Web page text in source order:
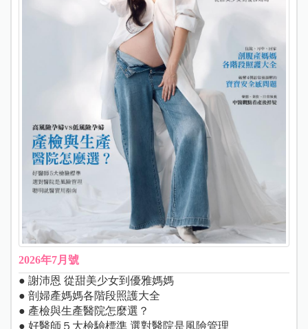
2026年7月號
● 謝沛恩 從甜美少女到優雅媽媽
● 剖婦產媽媽各階段照護大全
● 產檢與生產醫院怎麼選？
● 好醫師５大檢驗標準 選對醫院是風險管理